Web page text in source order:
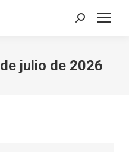
Search:
julio de 2026